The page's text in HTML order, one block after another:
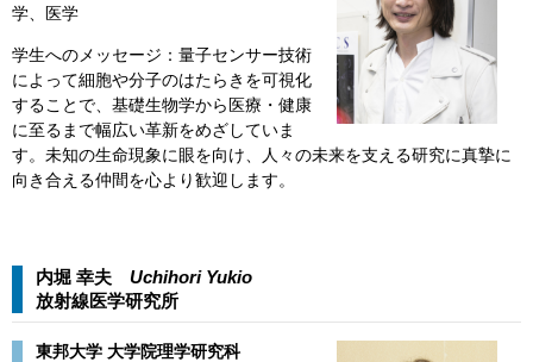
学、医学
学生へのメッセージ：量子センサー技術
によって細胞や分子のはたらきを可視化
することで、基礎生物学から医療・健康
に至るまで幅広い革新をめざしていま
す。未知の生命現象に眼を向け、人々の未来を支える研究に真摯に
向き合える仲間を心より歓迎します。
内堀 幸夫 Uchihori Yukio​​
放射線医学研究所
東邦大学 大学院理学研究科